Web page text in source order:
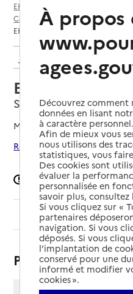
EHPAD par département
Collectivité européenne d'Alsace
EHPAD Emmaüs Koenigshoffen
Retour aux résultats de
EHPAD
Strasbourg, BAS-
Mis à jour le12/06/2026
Rechercher les
Signaler une erreur
Sommaire
Présentation
À propos
Découvrez comment
données en lisant
à caractère personnel.
Afin de mieux vous
nous utilisons des
statistiques, vous
Des cookies sont
évaluer la
personnalisée en
savoir plus,
Si vous cliquez sur «
partenaires
navigation. Si vous
déposés. Si vous
l’implantation de
conservé pour une
informé et modifier
cookies ».